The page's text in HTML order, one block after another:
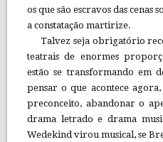
os que são escravos das
a constatação martirize.
Talvez seja obrigatório
teatrais de enormes
estão se transformando em
pensar o que acontece
preconceito, abandonar o
drama letrado e drama
Wedekind virou musical, se